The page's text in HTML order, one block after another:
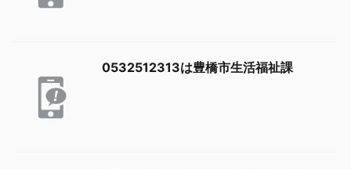
0532512313は豊橋市生活福祉課